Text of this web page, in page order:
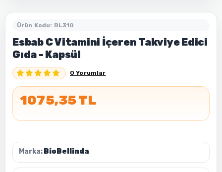
Ürün Kodu: BL310
Esbab C Vitamini İçeren Takviye Edici
Gıda - Kapsül
0 Yorumlar
1075,35 TL
Marka: BioBellinda